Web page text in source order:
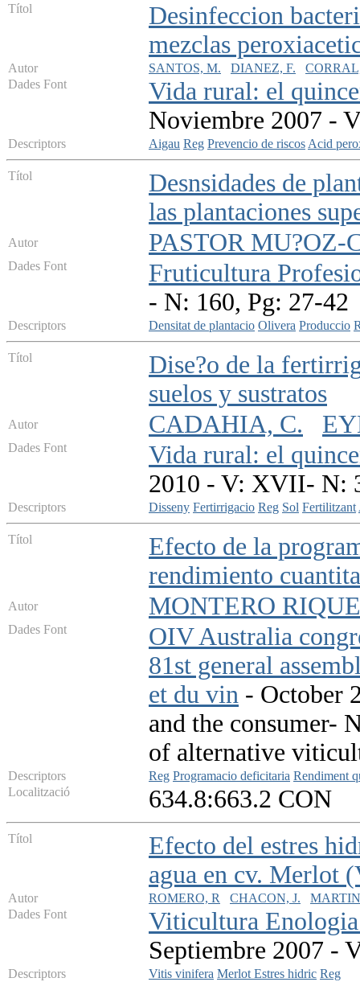
Títol
Desinfeccion
mezclas
Autor SANTOS, M. DIANEZ, F.
Dades Font
Vida rural: el
Noviembre 2007 -
Descriptors Aigau Reg Prevencio de riscosAcid
Títol
Desnsidades de
las plantaciones
Autor PASTOR MU?OZ-
Dades Font
Fruticultura
- N: 160, Pg: 27-42
Descriptors Densitat de plantacio Olivera Produccio
Títol
Dise?o de la
suelos y sustratos
Autor CADAHIA, C.
Dades Font
Vida rural: el
2010 - V: XVII- N:
Descriptors Disseny Fertirrigacio Reg Sol Fertilitzant
Títol
Efecto de la
rendimiento
Autor MONTERO
Dades Font
OIV Australia
81st general
et du vin - October
and the consumer-
of alternative
Descriptors Reg Programacio deficitaria Rendiment
Localització
634.8:663.2 CON
Títol
Efecto del estres
agua en cv. Merlot
Autor ROMERO, R CHACON, J.
Dades Font
Viticultura
Septiembre 2007 -
Descriptors Vitis vinifera MerlotEstres hidric Reg